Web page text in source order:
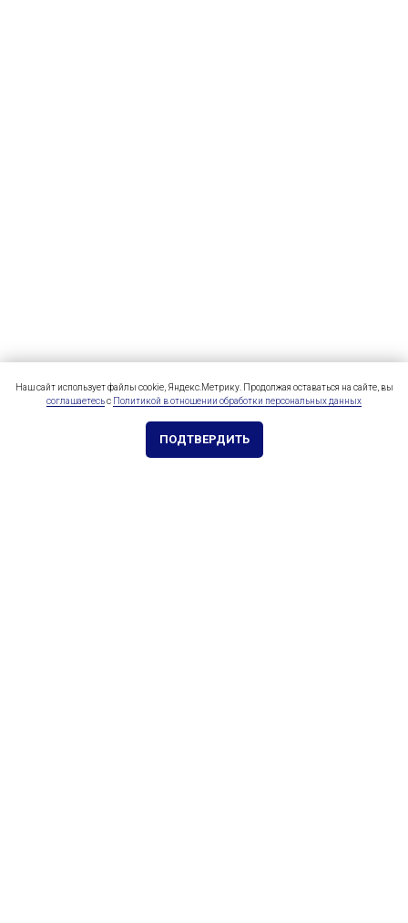
Наш сайт использует файлы cookie, Яндекс.Метрику. Продолжая оставаться на сайте, вы
соглашаетесьс Политикой в отношении обработки персональных данных
ПОДТВЕРДИТЬ